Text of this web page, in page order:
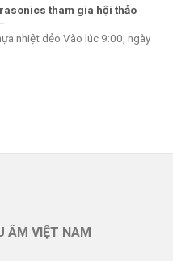
tham gia hội thảo
nhiệt dẻo Vào lúc 9:00, ngày
ÂM VIỆT NAM